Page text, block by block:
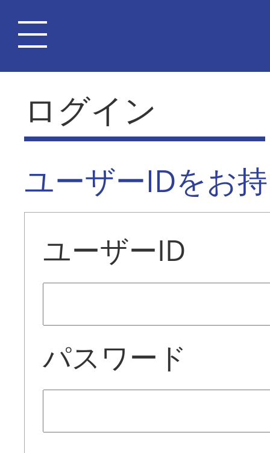
ログイン
ユーザーIDをお
ユーザーID
パスワード